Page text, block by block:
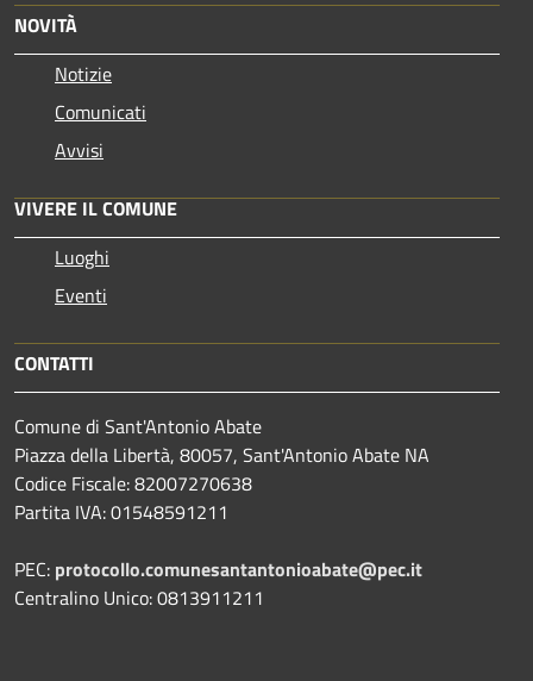
NOVITÀ
Notizie
Comunicati
Avvisi
VIVERE IL COMUNE
Luoghi
Eventi
CONTATTI
Comune di Sant'Antonio Abate
Piazza della Libertà, 80057, Sant'Antonio Abate NA
Codice Fiscale: 82007270638
Partita IVA: 01548591211
PEC: protocollo.comunesantantonioabate@pec.it
Centralino Unico: 0813911211